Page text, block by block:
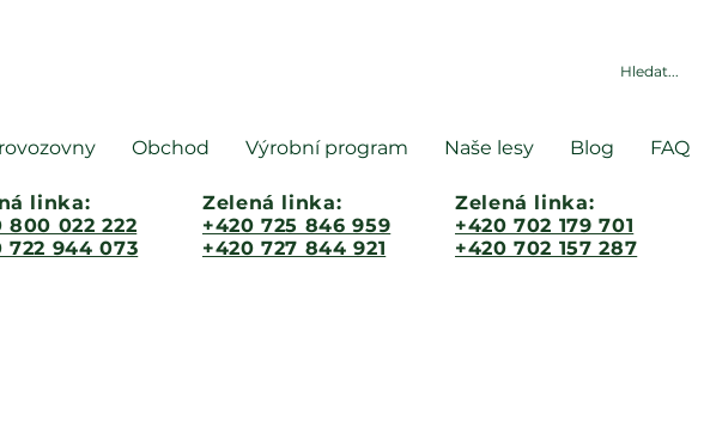
Obchod Výrobní program Naše lesy Blog FAQ
linka:
800 022 222
722 944 073
Zelená linka:
+420 725 846 959
+420 727 844 921
Zelená linka:
+420 702 179 701
+420 702 157 287